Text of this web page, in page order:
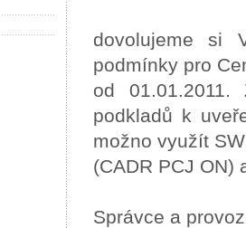
dovolujeme si
podmínky pro
od 01.01.2011.
podkladů k
možno využít
(CADR PCJ ON)
Správce a